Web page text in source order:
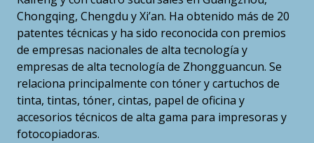
Chongqing, Chengdu y Xi’an. Ha obtenido más de 20
patentes técnicas y ha sido reconocida con premios
de empresas nacionales de alta tecnología y
empresas de alta tecnología de Zhongguancun. Se
relaciona principalmente con tóner y cartuchos de
tinta, tintas, tóner, cintas, papel de oficina y
accesorios técnicos de alta gama para impresoras y
fotocopiadoras.